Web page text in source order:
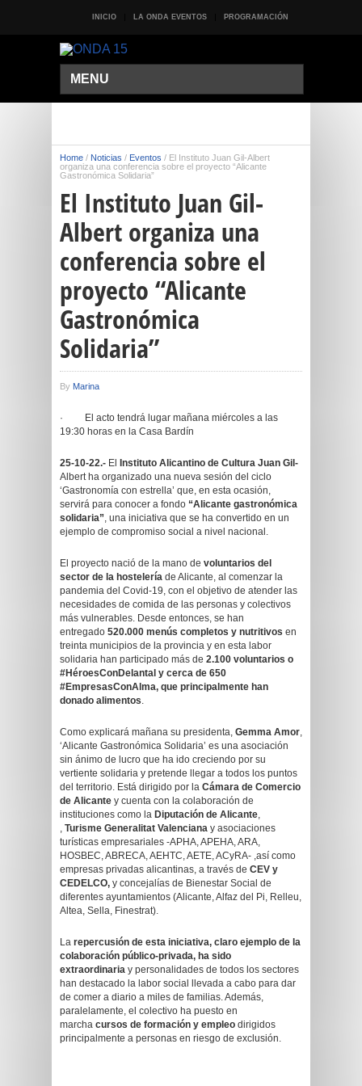
INICIO LA ONDA EVENTOS PROGRAMACIÓN
MENU
Home / Noticias / Eventos / El Instituto Juan Gil-Albert
organiza una conferencia sobre el proyecto “Alicante
Gastronómica Solidaria”
El Instituto Juan Gil-
Albert organiza una
conferencia sobre el
proyecto “Alicante
Gastronómica
Solidaria”
By Marina
· El acto tendrá lugar mañana miércoles a las
19:30 horas en la Casa Bardín
25-10-22.- El
Instituto Alicantino de Cultura Juan Gil-
Albert ha organizado una nueva sesión del ciclo
‘Gastronomía con estrella’ que, en esta ocasión,
servirá para conocer a fondo “Alicante gastronómica
solidaria”, una iniciativa que se ha convertido en un
ejemplo de compromiso social a nivel nacional.
El proyecto nació de la mano de voluntarios del
sector de la hostelería de Alicante, al comenzar la
pandemia del Covid-19, con el objetivo de atender las
necesidades de comida de las personas y colectivos
más vulnerables. Desde entonces, se han
entregado 520.000 menús completos y nutritivos en
treinta municipios de la provincia y en esta labor
solidaria han participado más de 2.100 voluntarios o
#HéroesConDelantal y cerca de 650
#EmpresasConAlma, que principalmente han
donado alimentos.
Como explicará mañana su presidenta, Gemma Amor,
‘Alicante Gastronómica Solidaria’ es una asociación
sin ánimo de lucro que ha ido creciendo por su
vertiente solidaria y pretende llegar a todos los puntos
del territorio. Está dirigido por la Cámara de Comercio
de Alicante y cuenta con la colaboración de
instituciones como la Diputación de Alicante,
, Turisme Generalitat Valenciana y asociaciones
turísticas empresariales -APHA, APEHA, ARA,
HOSBEC, ABRECA, AEHTC, AETE, ACyRA- ,así como
empresas privadas alicantinas, a través de CEV y
CEDELCO, y concejalías de Bienestar Social de
diferentes ayuntamientos (Alicante, Alfaz del Pi, Relleu,
Altea, Sella, Finestrat).
La repercusión de esta iniciativa, claro ejemplo de la
colaboración público-privada, ha sido
extraordinaria y personalidades de todos los sectores
han destacado la labor social llevada a cabo para dar
de comer a diario a miles de familias. Además,
paralelamente, el colectivo ha puesto en
marcha cursos de formación y empleo dirigidos
principalmente a personas en riesgo de exclusión.